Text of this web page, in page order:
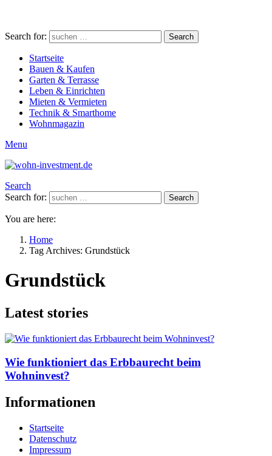
Search for: Search
Startseite
Bauen & Kaufen
Garten & Terrasse
Leben & Einrichten
Mieten & Vermieten
Technik & Smarthome
Wohnmagazin
Menu
Search
Search for:
Search
You are here:
Home
Tag Archives: Grundstück
Grundstück
Latest stories
Wie funktioniert das Erbbaurecht beim
Wohninvest?
Informationen
Startseite
Datenschutz
Impressum